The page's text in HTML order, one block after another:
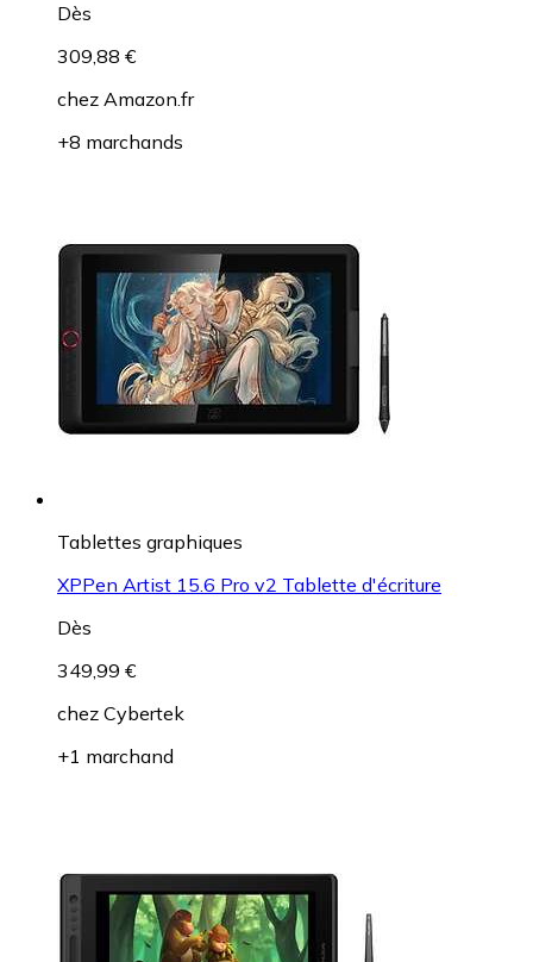
Dès
309,88 €
chez Amazon.fr
+8 marchands
Tablettes graphiques
XPPen Artist 15.6 Pro v2 Tablette d'écriture
Dès
349,99 €
chez Cybertek
+1 marchand